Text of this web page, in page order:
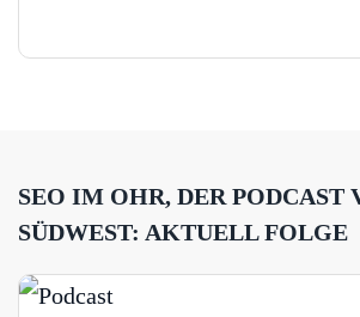
SEO IM OHR, DER PODCAST
SÜDWEST: AKTUELL FOLGE